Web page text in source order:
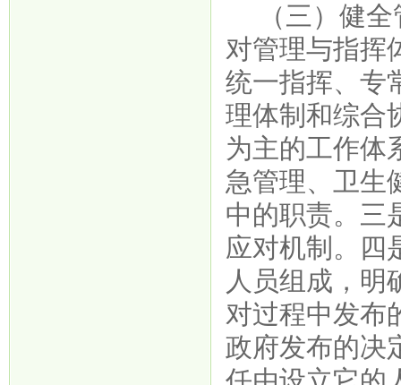
（三）健
对管理与指挥
统一指挥、专
理体制和综合
为主的工作体
急管理、卫生
中的职责。三
应对机制。四
人员组成，明
对过程中发布
政府发布的决